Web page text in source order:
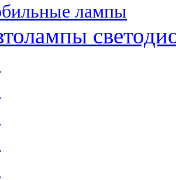
лампы